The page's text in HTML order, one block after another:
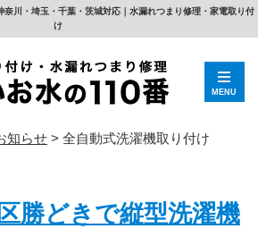
川・埼玉・千葉・茨城対応｜水漏れつまり修理・家電取り付
け
MENU
知らせ> 全自動式洗濯機取り付け
勝どきで縦型洗濯機